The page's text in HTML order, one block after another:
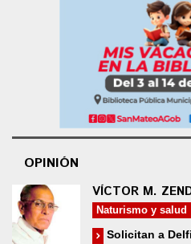
OPINIÓN
VÍCTOR M.
Naturismo y salud
Solicitan a